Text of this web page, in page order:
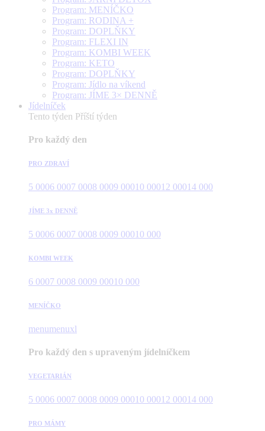
Program: MENÍČKO
Program: RODINA +
Program: DOPLŇKY
Program: FLEXI IN
Program: KOMBI WEEK
Program: KETO
Program: DOPLŇKY
Program: Jídlo na víkend
Program: JÍME 3× DENNĚ
Jídelníček
Tento týden Příští týden
Pro každý den
PRO ZDRAVÍ
5 0006 0007 0008 0009 00010 00012 00014 000
JÍME 3x DENNĚ
5 0006 0007 0008 0009 00010 000
KOMBI WEEK
6 0007 0008 0009 00010 000
MENÍČKO
menumenuxl
Pro každý den s upraveným jídelníčkem
VEGETARIÁN
5 0006 0007 0008 0009 00010 00012 00014 000
PRO MÁMY